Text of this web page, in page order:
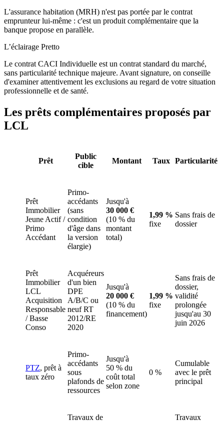
L'assurance habitation (MRH) n'est pas portée par le contrat
emprunteur lui-même : c'est un produit complémentaire que la
banque propose en parallèle.
L’éclairage Pretto
Le contrat CACI Individuelle est un contrat standard du marché,
sans particularité technique majeure. Avant signature, on conseille
d'examiner attentivement les exclusions au regard de votre situation
professionnelle et de santé.
Les prêts complémentaires proposés par
LCL
Prêt
Public
cible
Montant Taux Particularité
Prêt
Immobilier
Jeune Actif /
Primo
Accédant
Primo-
accédants
(sans
condition
d'âge dans
la version
élargie)
Jusqu'à
30 000 €
(10 % du
montant
total)
1,99 %
fixe
Sans frais de
dossier
Prêt
Immobilier
LCL
Acquisition
Responsable
/ Basse
Conso
Acquéreurs
d'un bien
DPE
A/B/C ou
neuf RT
2012/RE
2020
Jusqu'à
20 000 €
(10 % du
financement)
1,99 %
fixe
Sans frais de
dossier,
validité
prolongée
jusqu'au 30
juin 2026
PTZ, prêt à
taux zéro
Primo-
accédants
sous
plafonds de
ressources
Jusqu'à
50 % du
coût total
selon zone
0 %
Cumulable
avec le prêt
principal
Travaux de
Travaux